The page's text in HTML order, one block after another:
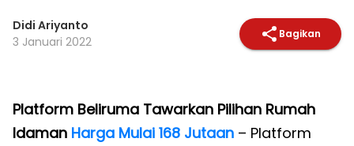
Didi Ariyanto
3 Januari 2022
Bagikan
Platform Beliruma Tawarkan Pilihan Rumah
Idaman Harga Mulai 168 Jutaan – Platform